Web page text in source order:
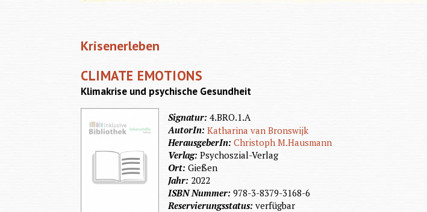
Krisenerleben
CLIMATE EMOTIONS
Klimakrise und psychische Gesundheit
Signatur:4.BRO.1.A
AutorIn:Katharina van Bronswijk
HerausgeberIn:Christoph M.Hausmann
Verlag:Psychoszial-Verlag
Ort:Gießen
Jahr: 2022
ISBN Nummer:978-3-8379-3168-6
Reservierungsstatus:verfügbar